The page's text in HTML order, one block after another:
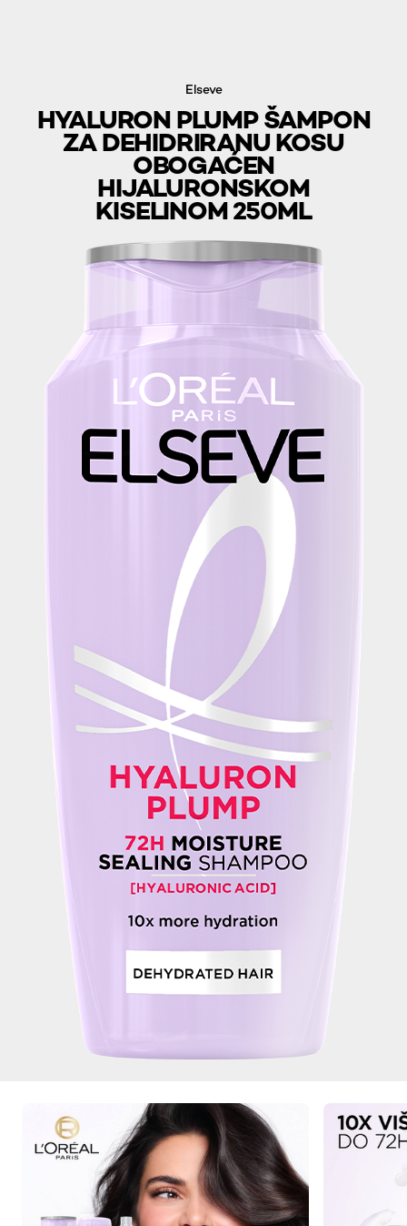
Elseve
HYALURON PLUMP ŠAMPON
ZA DEHIDRIRANU KOSU
OBOGAĆEN
HIJALURONSKOM
KISELINOM 250ML